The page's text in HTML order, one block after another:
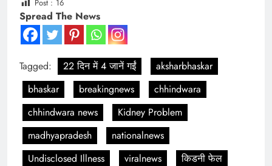
Post : 16
Spread The News
Tagged: 22 दिन में 4 जानें गईं
aksharbhaskar
bhaskar
breakingnews
chhindwara
chhindwara news
Kidney Problem
madhyapradesh
nationalnews
Undisclosed Illness
viralnews किडनी फेल